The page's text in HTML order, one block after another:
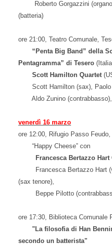
Roberto Gorgazzini
(batteria)
ore 21:00, Teatro Comunale,
“Penta Big Band” della
Pentagramma” di Tesero
Scott Hamilton Quartet
Scott Hamilton (sax), Paolo
Aldo Zunino
venerdì 16 marzo
ore 12:00, Rifugio Passo
“Happy Cheese” con
Francesca Bertazzo
Francesca Bertazzo Hart
(sax tenore),
Beppe Pilotto
ore 17:30, Biblioteca Comunale
"La filosofia di Han
secondo un batterista"